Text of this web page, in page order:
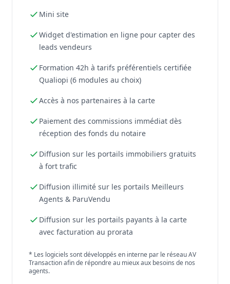
Mini site
Widget d'estimation en ligne pour capter des
leads vendeurs
Formation 42h à tarifs préférentiels certifiée
Qualiopi (6 modules au choix)
Accès à nos partenaires à la carte
Paiement des commissions immédiat dès
réception des fonds du notaire
Diffusion sur les portails immobiliers gratuits
à fort trafic
Diffusion illimité sur les portails Meilleurs
Agents & ParuVendu
Diffusion sur les portails payants à la carte
avec facturation au prorata
* Les logiciels sont développés en interne par le réseau AV
Transaction afin de répondre au mieux aux besoins de nos
agents.